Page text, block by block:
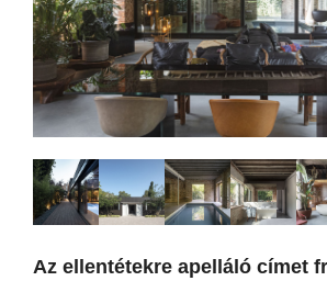
Az ellentétekre apelláló címet